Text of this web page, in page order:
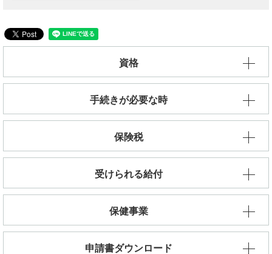
資格
手続きが必要な時
保険税
受けられる給付
保健事業
申請書ダウンロード